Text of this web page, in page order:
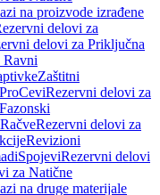
na proizvode izrađene
delovi za
delovi za Priključna
Ravni
Zaštitni
CeviRezervni delovi za
RačveRezervni delovi za
Revizioni
SpojeviRezervni delovi
za Natične
na druge materijale